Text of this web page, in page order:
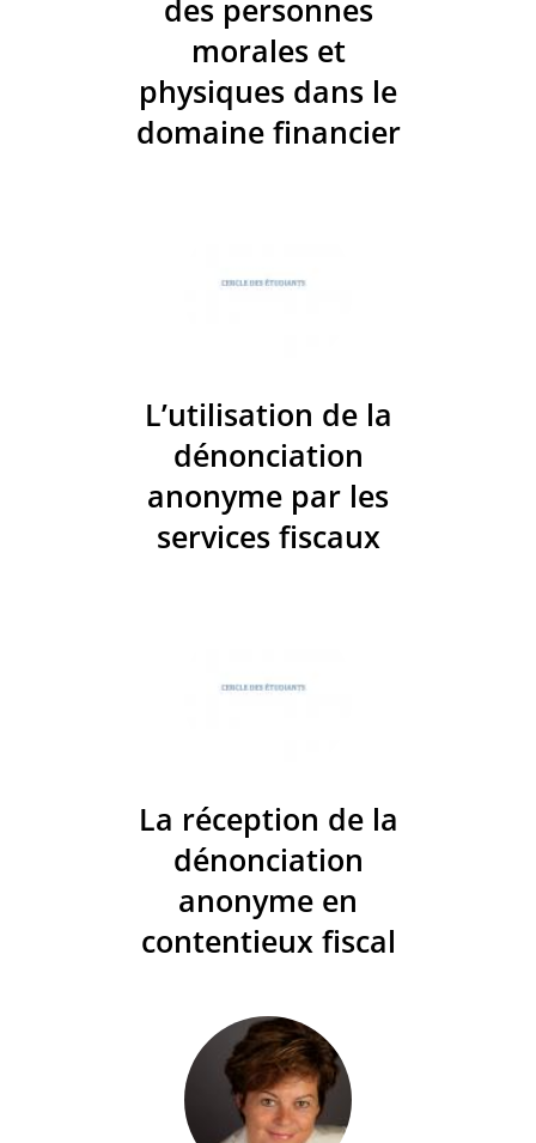
des personnes
morales et
physiques dans le
domaine financier
L’utilisation de la
dénonciation
anonyme par les
services fiscaux
La réception de la
dénonciation
anonyme en
contentieux fiscal